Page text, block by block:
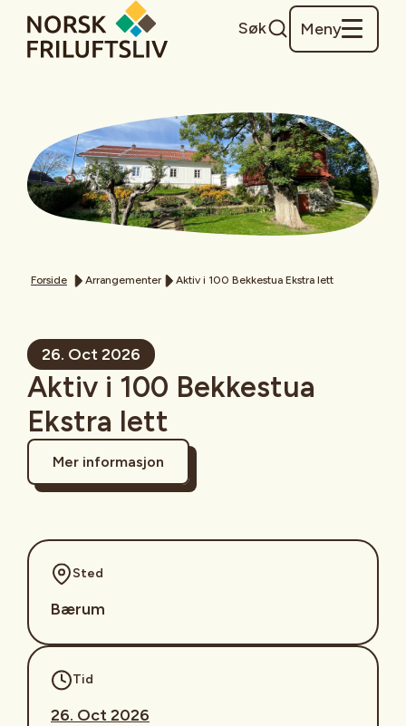
Søk Meny
Forside Arrangementer Aktiv i 100 Bekkestua Ekstra lett
26. Oct 2026
Aktiv i 100 Bekkestua
Ekstra lett
Mer informasjon
Sted
Bærum
Tid
26. Oct 2026